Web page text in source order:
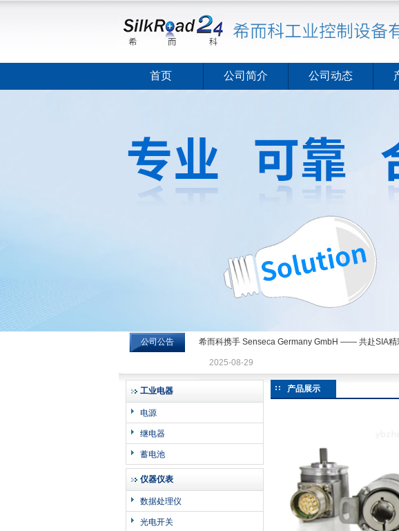
希而科工业控制设备有限公司
首页 公司简介 公司动态
公司公告 希而科携手 Senseca Germany GmbH —— 共赴SIA精
2025-08-29
工业电器
电源
继电器
蓄电池
仪器仪表
数据处理仪
光电开关
产品展示